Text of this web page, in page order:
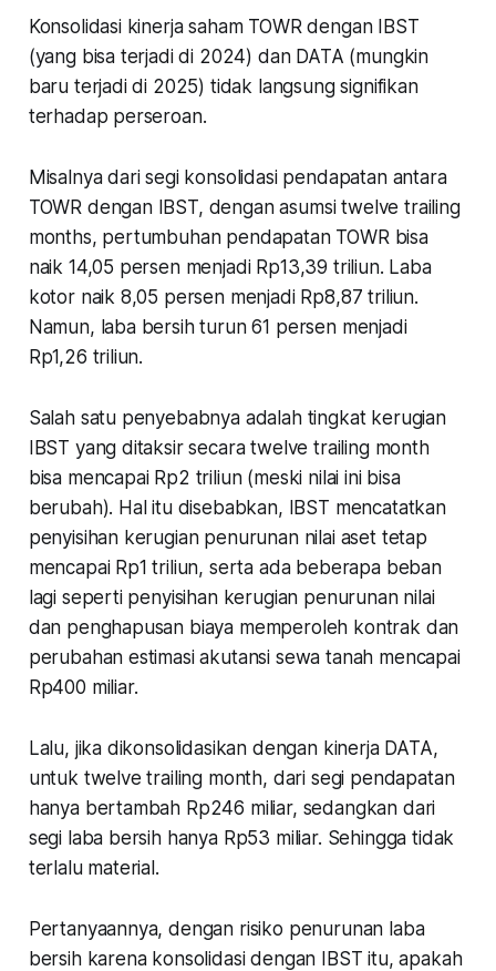
Konsolidasi kinerja saham TOWR dengan IBST
(yang bisa terjadi di 2024) dan DATA (mungkin
baru terjadi di 2025) tidak langsung signifikan
terhadap perseroan.
Misalnya dari segi konsolidasi pendapatan antara
TOWR dengan IBST, dengan asumsi twelve trailing
months, pertumbuhan pendapatan TOWR bisa
naik 14,05 persen menjadi Rp13,39 triliun. Laba
kotor naik 8,05 persen menjadi Rp8,87 triliun.
Namun, laba bersih turun 61 persen menjadi
Rp1,26 triliun.
Salah satu penyebabnya adalah tingkat kerugian
IBST yang ditaksir secara twelve trailing month
bisa mencapai Rp2 triliun (meski nilai ini bisa
berubah). Hal itu disebabkan, IBST mencatatkan
penyisihan kerugian penurunan nilai aset tetap
mencapai Rp1 triliun, serta ada beberapa beban
lagi seperti penyisihan kerugian penurunan nilai
dan penghapusan biaya memperoleh kontrak dan
perubahan estimasi akutansi sewa tanah mencapai
Rp400 miliar.
Lalu, jika dikonsolidasikan dengan kinerja DATA,
untuk twelve trailing month, dari segi pendapatan
hanya bertambah Rp246 miliar, sedangkan dari
segi laba bersih hanya Rp53 miliar. Sehingga tidak
terlalu material.
Pertanyaannya, dengan risiko penurunan laba
bersih karena konsolidasi dengan IBST itu, apakah